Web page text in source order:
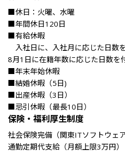
■休日：火曜、水曜
■年間休日120日
■有給休暇
入社日に、入社月に応じた日数
8月1日に在籍年数に応じた日数を
■年末年始休暇
■結婚休暇（5日)
■出産休暇（3日）
■忌引休暇（最長10日）
保険・福利厚生制度
社会保険完備（関東ITソフトウェ
通勤定期代支給（⽉額上限3万円）